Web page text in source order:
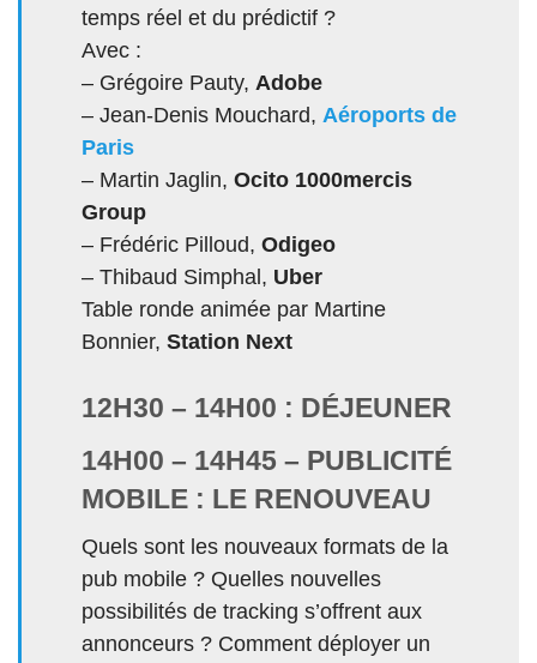
temps réel et du prédictif ?
Avec :
– Grégoire Pauty, Adobe
– Jean-Denis Mouchard, Aéroports de
Paris
– Martin Jaglin, Ocito 1000mercis
Group
– Frédéric Pilloud, Odigeo
– Thibaud Simphal, Uber
Table ronde animée par Martine
Bonnier, Station Next
12H30 – 14H00 : DÉJEUNER
14H00 – 14H45 – PUBLICITÉ
MOBILE : LE RENOUVEAU
Quels sont les nouveaux formats de la
pub mobile ? Quelles nouvelles
possibilités de tracking s’offrent aux
annonceurs ? Comment déployer un